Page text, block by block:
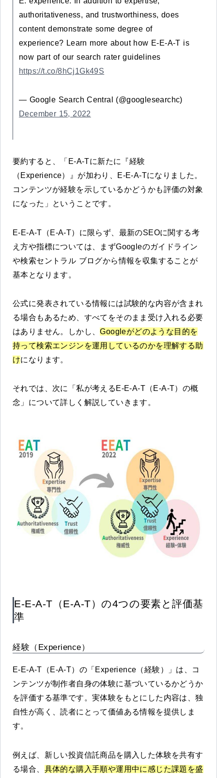
authoritativeness, and trustworthiness, does
content demonstrate some degree of
experience? Learn more about how E-E-A-T is
now part of our search rater guidelines
https://t.co/8hCj1Gk49S
— Google Search Central (@googlesearchc)
December 15, 2022
要約すると、「E-A-Tに新たに『経験
（Experience）』が加わり、E-E-A-Tになりました。
コンテンツが経験を示しているかどうかも評価の対象
になった」ということです。
E-E-A-T（E-A-T）に限らず、最新のSEOに関する考
え方や指標については、まずGoogleのガイドライン
や検索セントラル ブログから情報を収集することが
基本となります。
公式に発表されている情報には試験的な内容が含まれ
る場合もあるため、すべてをそのまま受け入れる必要
はありません。しかし、Googleがどのような目的を
持って検索エンジンを運用しているのかを理解する助
けになります。
それでは、次に「私が考えるE-E-A-T（E-A-T）の概
念」について詳しく解説していきます。
E-E-A-T（E-A-T）の4つの要素と評価基
準
経験（Experience）
E-E-A-T（E-A-T）の「Experience（経験）」は、コ
ンテンツが制作者自身の体験に基づいているかどうか
を評価する基準です。実体験をもとにした内容は、独
自性が高く、読者にとって価値ある情報を提供しま
す。
例えば、新しい投資信託商品を購入した体験を共有す
る場合、 具体的な購入手順や運用中に感じた課題を盛